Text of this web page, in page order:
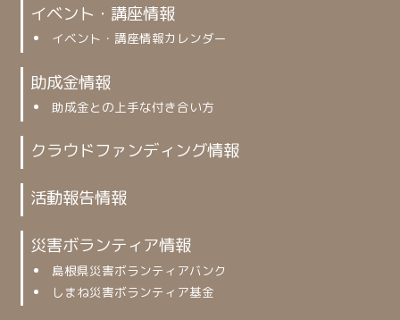
イベント・講座情報
イベント・講座情報カレンダー
助成金情報
助成金との上手な付き合い方
クラウドファンディング情報
活動報告情報
災害ボランティア情報
島根県災害ボランティアバンク
しまね災害ボランティア基金